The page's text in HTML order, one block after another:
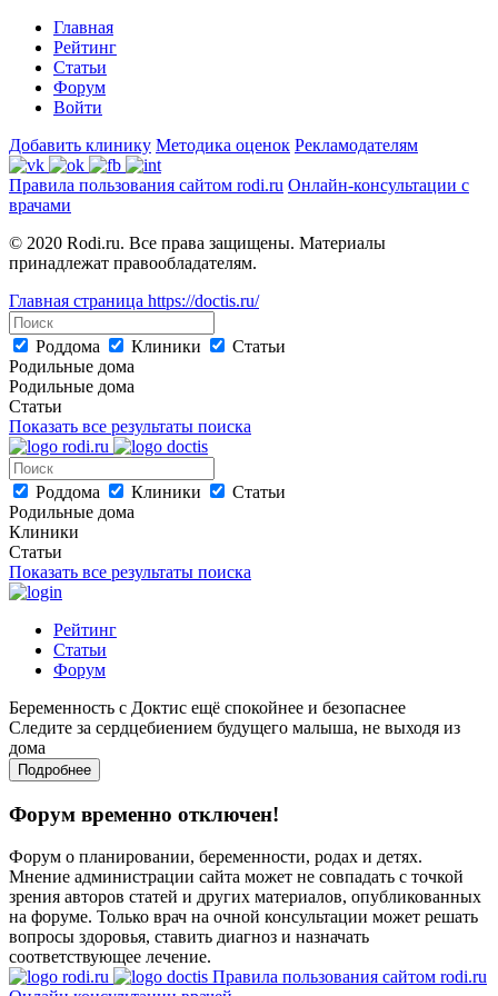
Главная
Рейтинг
Статьи
Форум
Войти
Добавить клинику Методика оценок Рекламодателям
Правила пользования сайтом rodi.ru Онлайн-консультации с
врачами
© 2020 Rodi.ru. Все права защищены. Материалы
принадлежат правообладателям.
Главная страница https://doctis.ru/
Роддома Клиники
Статьи
Родильные дома
Родильные дома
Статьи
Показать все результаты поиска
Роддома Клиники
Статьи
Родильные дома
Клиники
Статьи
Показать все результаты поиска
Рейтинг
Статьи
Форум
Беременность с Доктис ещё спокойнее и безопаснее
Следите за сердцебиением будущего малыша, не выходя из
дома
Подробнее
Форум временно отключен!
Форум о планировании, беременности, родах и детях.
Мнение администрации сайта может не совпадать с точкой
зрения авторов статей и других материалов, опубликованных
на форуме. Только врач на очной консультации может решать
вопросы здоровья, ставить диагноз и назначать
соответствующее лечение.
Правила пользования сайтом rodi.ru